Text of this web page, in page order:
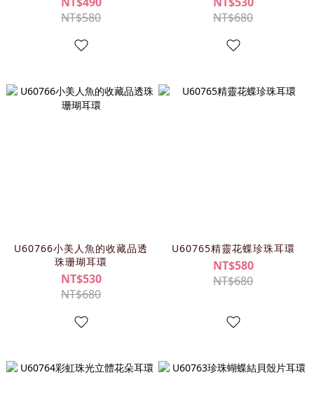
NT$580
NT$680
U60766小美人魚的收藏品透
珠珊瑚耳環
NT$530
NT$680
U60765精靈花蝶珍珠耳環
NT$580
NT$680